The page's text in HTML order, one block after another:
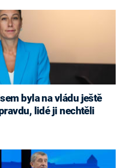
byla na vládu ještě
lidé ji nechtěli